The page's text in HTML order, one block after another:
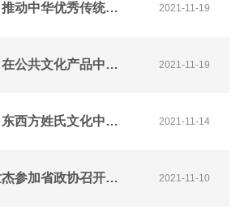
【视频】陈勤娜：推动中华优秀传统文化在公共文化服务中有效转化 2021-11-19
【视频】陈勤娜：在公共文化产品中融进传统文化元素 2021-11-19
【视频】张新斌：东西方姓氏文化中都讲“根”，有何异同？ 2021-11-14
【视频】我院潘世杰参加省政协召开的月协商座谈会，围绕“发挥宗教团体作用”协商议政 2021-11-10